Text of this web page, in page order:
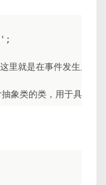
就是在事件发生后要